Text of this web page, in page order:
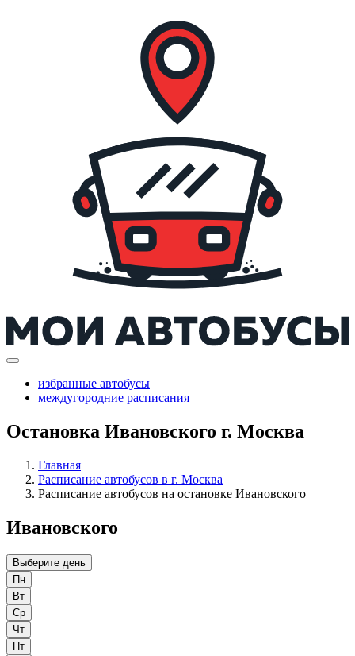
избранные автобусы
междугородние расписания
Остановка Ивановского г. Москва
Главная
Расписание автобусов в г. Москва
Расписание автобусов на остановке Ивановского
Ивановского
Выберите день
Пн
Вт
Ср
Чт
Пт